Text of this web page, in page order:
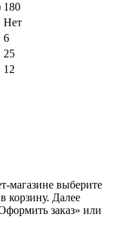
180
Нет
6
25
12
магазине выберите
корзину. Далее
заказ» или